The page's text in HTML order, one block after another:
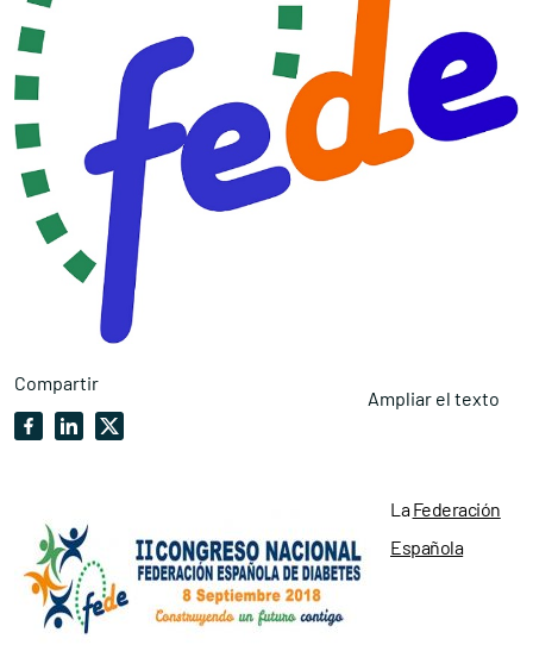
Compartir
Ampliar el texto
LaFederación
Española